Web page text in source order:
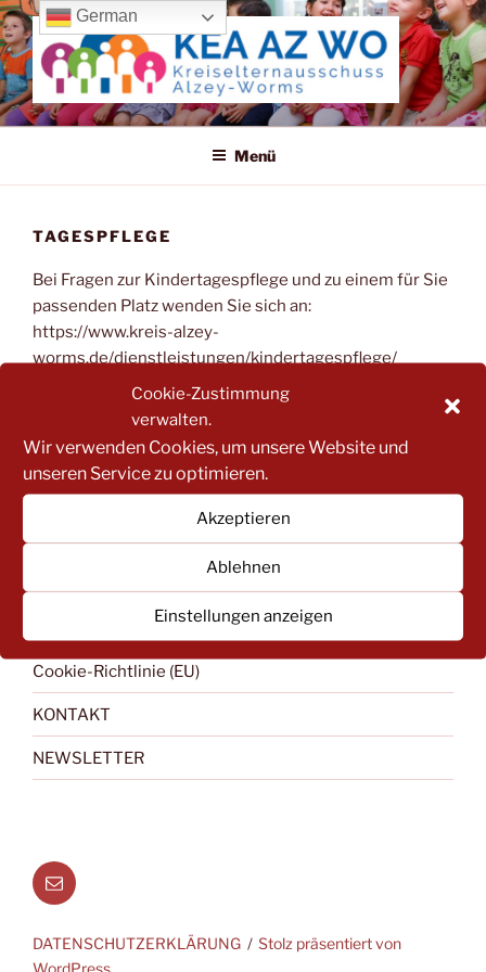
Cookie-Zustimmung
verwalten.
Wir verwenden Cookies, um unsere Website und
unseren Service zu optimieren.
Akzeptieren
Ablehnen
Einstellungen anzeigen
Zum
Inhalt
springen
KREISELTERNAUSSCHUSS
ALZEY-WORMS
Menü
TAGESPFLEGE
Bei Fragen zur Kindertagespflege und zu einem für Sie
passenden Platz wenden Sie sich an:
https://www.kreis-alzey-
worms.de/dienstleistungen/kindertagespflege/
In wenigen Tagen finden Sier hier eine Liste von
DATENSCHUTZERKLÄRUNG
Cookie-Richtlinie (EU)
KONTAKT
NEWSLETTER
Menüeintrag
DATENSCHUTZERKLÄRUNG
Stolz präsentiert von
German